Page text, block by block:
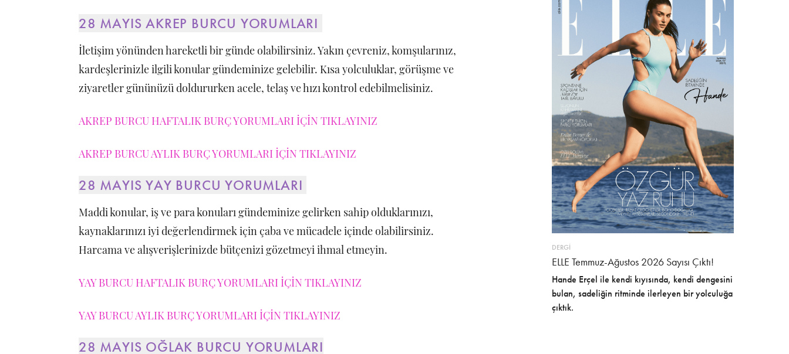
28 MAYIS AKREP BURCU YORUMLARI
İletişim yönünden hareketli bir günde olabilirsiniz. Yakın çevreniz, komşularınız,
kardeşlerinizle ilgili konular gündeminize gelebilir. Kısa yolculuklar, görüşme ve
ziyaretler gününüzü doldururken acele, telaş ve hızı kontrol edebilmelisiniz.
AKREP BURCU HAFTALIK BURÇ YORUMLARI İÇİN TIKLAYINIZ
AKREP BURCU AYLIK BURÇ YORUMLARI İÇİN TIKLAYINIZ
28 MAYIS YAY BURCU YORUMLARI
Maddi konular, iş ve para konuları gündeminize gelirken sahip olduklarınızı,
kaynaklarınızı iyi değerlendirmek için çaba ve mücadele içinde olabilirsiniz.
Harcama ve alışverişlerinizde bütçenizi gözetmeyi ihmal etmeyin.
YAY BURCU HAFTALIK BURÇ YORUMLARI İÇİN TIKLAYINIZ
YAY BURCU AYLIK BURÇ YORUMLARI İÇİN TIKLAYINIZ
28 MAYIS OĞLAK BURCU YORUMLARI
DERGİ
ELLE Temmuz-Ağustos 2026 Sayısı Çıktı!
Hande Erçel ile kendi kıyısında, kendi dengesini
bulan, sadeliğin ritminde ilerleyen bir yolculuğa
çıktık.